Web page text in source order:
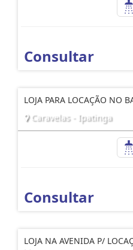
Consultar
LOJA PARA LOCAÇÃO NO
Caravelas - Ipatinga
Consultar
LOJA NA AVENIDA P/